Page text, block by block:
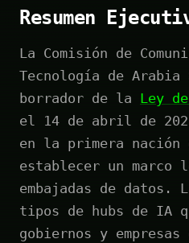
Resumen
La Comisión de
Tecnología de
borrador de la Ley
el 14 de abril de
en la primera nación
establecer un
embajadas de datos.
tipos de hubs de IA
gobiernos y